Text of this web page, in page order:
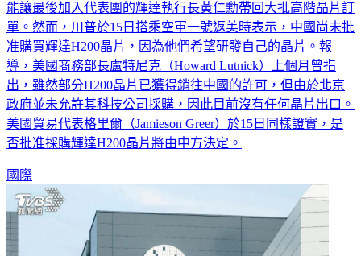
美國總統川普率領多位企業高層訪問中國，外界原本期待此行
能讓最後加入代表團的輝達執行長黃仁勳帶回大批高階晶片訂
單。然而，川普於15日搭乘空軍一號返美時表示，中國尚未批
准購買輝達H200晶片，因為他們希望研發自己的晶片。報
導，美國商務部長盧特尼克（Howard Lutnick）上個月曾指
出，雖然部分H200晶片已獲得銷往中國的許可，但由於北京
政府並未允許其科技公司採購，因此目前沒有任何晶片出口。
美國貿易代表格里爾（Jamieson Greer）於15日同樣證實，是
國際